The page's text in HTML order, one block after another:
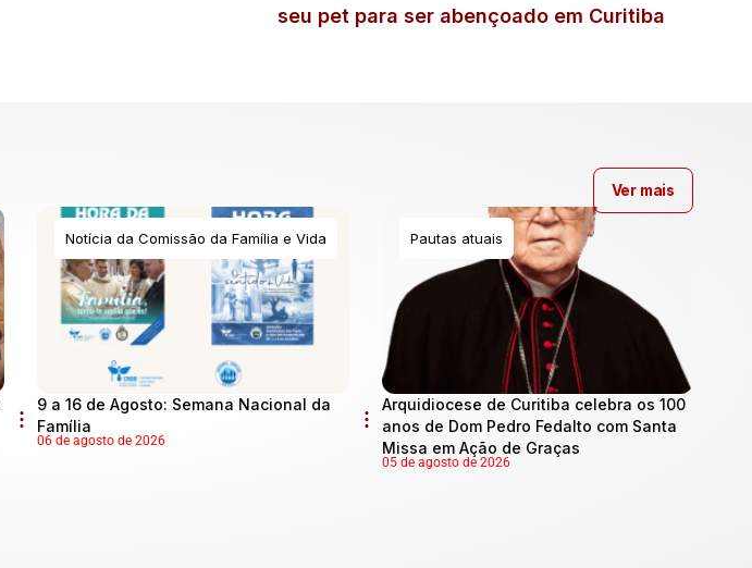
seu pet para ser abençoado em Curitiba
Notícia da Comissão da Família e Vida
9 a 16 de Agosto: Semana Nacional da
Família
06 de agosto de 2026
Pautas atuais
Arquidiocese de Curitiba celebra os 100
anos de Dom Pedro Fedalto com Santa
Missa em Ação de Graças
05 de agosto de 2026
Ver mais